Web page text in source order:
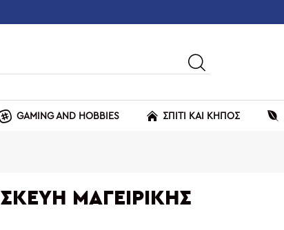
GAMING AND HOBBIES ΣΠΙΤΙ ΚΑΙ ΚΗΠΟΣ
ΣΚΕΎΗ ΜΑΓΕΙΡΙΚΉΣ